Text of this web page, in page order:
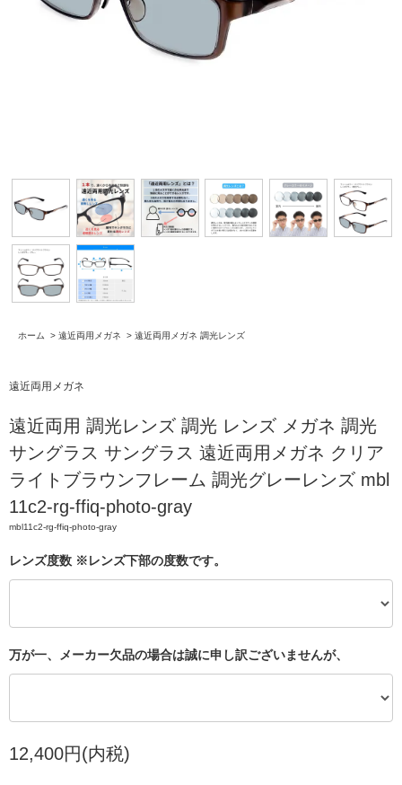
ホーム > 遠近両用メガネ > 遠近両用メガネ 調光レンズ
遠近両用メガネ
遠近両用 調光レンズ 調光 レンズ メガネ 調光
サングラス サングラス 遠近両用メガネ クリア
ライトブラウンフレーム 調光グレーレンズ mbl
11c2-rg-ffiq-photo-gray
mbl11c2-rg-ffiq-photo-gray
レンズ度数 ※レンズ下部の度数です。
万が一、メーカー欠品の場合は誠に申し訳ございませんが、
12,400円(内税)